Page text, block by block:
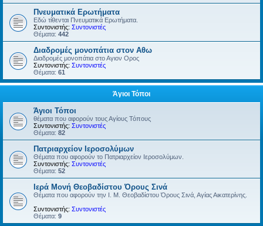
Πνευματικά Ερωτήματα
Εδώ τίθενται Πνευματικά Ερωτήματα.
Συντονιστής: Συντονιστές
Θέματα: 442
Διαδρομές μονοπάτια στον Αθω
Διαδρομές μονοπάτια στο Αγιον Ορος
Συντονιστής: Συντονιστές
Θέματα: 61
Άγιοι Τόποι
Άγιοι Τόποι
θέματα που αφορούν τους Αγίους Τόπους
Συντονιστής: Συντονιστές
Θέματα: 82
Πατριαρχείον Ιεροσολύμων
Θέματα που αφορούν το Πατριαρχείον Ιεροσολύμων.
Συντονιστής: Συντονιστές
Θέματα: 52
Ιερά Μονή Θεοβαδίστου Όρους Σινά
Θέματα που αφορούν την Ι. Μ. Θεοβαδίστου Όρους Σινά, Αγίας Αικατερίνης.
Συντονιστής: Συντονιστές
Θέματα: 9